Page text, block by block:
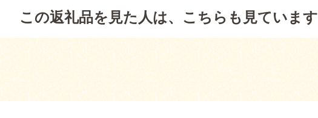
この返礼品を見た人は、こちらも見ています